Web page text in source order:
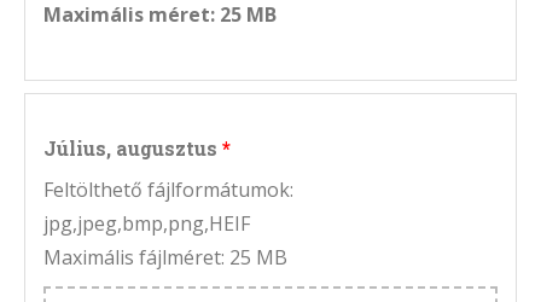
Maximális méret: 25 MB
Július, augusztus
Feltölthető fájlformátumok:
jpg,jpeg,bmp,png,HEIF
Maximális fájlméret: 25 MB